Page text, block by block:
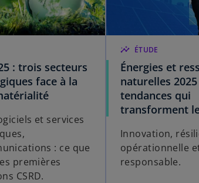
: trois secteurs
face à la
et services
: ce que
premières
CSRD.
insights ÉTUDE
Énergies et
naturelles
tendances qui
transforment
Innovation,
opérationnelle
responsable.